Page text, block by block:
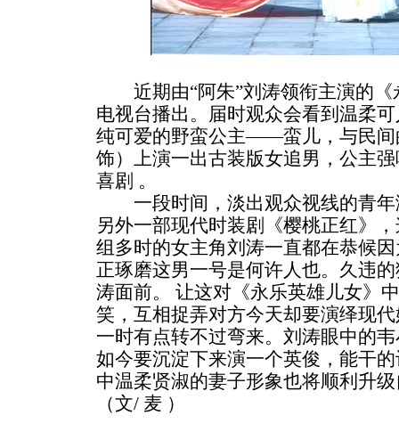
近期由“阿朱”刘涛领衔主演的《
电视台播出。届时观众会看到温柔
纯可爱的野蛮公主——蛮儿，与民间
饰）上演一出古装版女追男，公主
喜剧 。
一段时间，淡出观众视线的青年
另外一部现代时装剧《樱桃正红》
组多时的女主角刘涛一直都在恭候
正琢磨这男一号是何许人也。久违
涛面前。 让这对《永乐英雄儿女》
笑，互相捉弄对方今天却要演绎现
一时有点转不过弯来。刘涛眼中的
如今要沉淀下来演一个英俊，能干
中温柔贤淑的妻子形象也将顺利升
（文/ 麦 ）